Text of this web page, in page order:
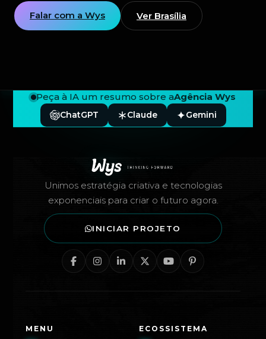
Falar com a Wys Ver Brasília
Peça à IA um resumo sobre aAgência Wys
ChatGPT Claude Gemini
Unimos estratégia criativa e tecnologias
exponenciais para criar o futuro agora.
INICIAR PROJETO
MENU ECOSSISTEMA